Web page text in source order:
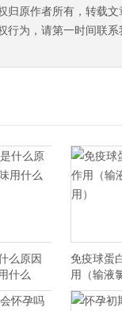
归原作者所有，转载
行为，请第一时间联系
么原因
什么
免疫球蛋
用（输液
用）